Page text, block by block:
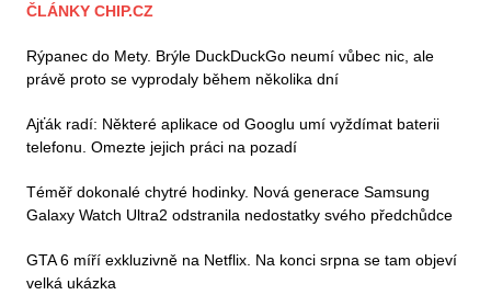
ČLÁNKY CHIP.CZ
Rýpanec do Mety. Brýle DuckDuckGo neumí vůbec nic, ale
právě proto se vyprodaly během několika dní
Ajťák radí: Některé aplikace od Googlu umí vyždímat baterii
telefonu. Omezte jejich práci na pozadí
Téměř dokonalé chytré hodinky. Nová generace Samsung
Galaxy Watch Ultra2 odstranila nedostatky svého předchůdce
GTA 6 míří exkluzivně na Netflix. Na konci srpna se tam objeví
velká ukázka